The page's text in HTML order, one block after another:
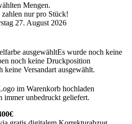
Mengen.
zahlen nurpro Stück!
27. August 2026
ausgewähltEs wurde noch keine
noch keine Druckposition
keine Versandart ausgewählt.
im Warenkorb hochladen
immer unbedruckt geliefert.